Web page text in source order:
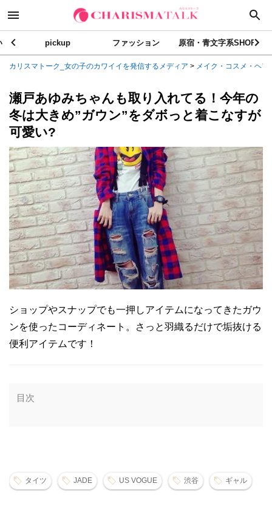
pickup ファッション 原宿・青文字系SHOP
カリスマトーク_女の子のカワイイを発信するメディア > メイク・コスメ・ヘア
瀬戸あゆみちゃんも取り入れてる！今年の
冬は大きめ”ガウン”をダボっと着こなすが
可愛い?
ショップやスナップでも一押しアイテムになってきたガウ
ンを使ったコーディネート。さっと羽織るだけで垢抜ける
便利アイテムです！
目次
タイツ JADE US VOGUE 渋谷 ギャル